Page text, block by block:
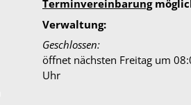
Terminvereinbarung
Verwaltung:
Klicken, um weitere Öffnungs-
Geschlossen:
öffnet nächsten Freitag um
Uhr